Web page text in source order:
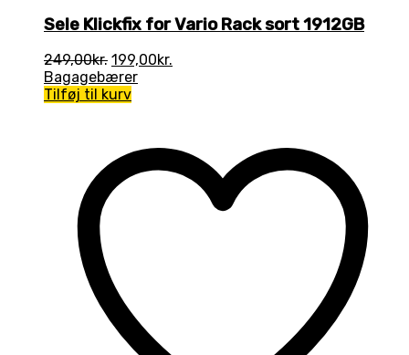
Sele Klickfix for Vario Rack sort 1912GB
249,00kr. Den
oprindelige
pris
199,00kr.
Bagagebærer
Tilføj til kurv